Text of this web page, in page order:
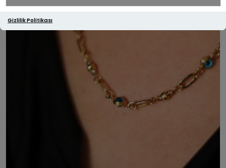
Gizlilik Politikası